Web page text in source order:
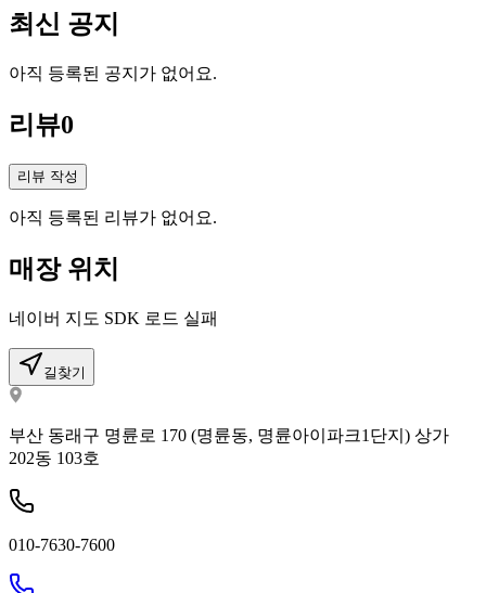
최신 공지
아직 등록된 공지가 없어요.
리뷰0
리뷰 작성
아직 등록된 리뷰가 없어요.
매장 위치
네이버 지도 SDK 로드 실패
길찾기
부산 동래구 명륜로 170 (명륜동, 명륜아이파크1단지) 상가
202동 103호
010-7630-7600